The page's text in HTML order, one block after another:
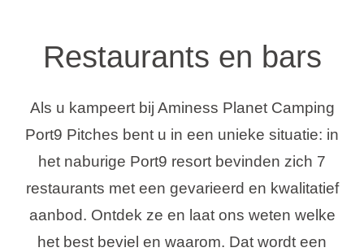
Ami Loyalty programma
Restaurants en bars
Als u kampeert bij Aminess Planet Camping
Port9 Pitches bent u in een unieke situatie: in
het naburige Port9 resort bevinden zich 7
restaurants met een gevarieerd en kwalitatief
aanbod. Ontdek ze en laat ons weten welke
het best beviel en waarom. Dat wordt een